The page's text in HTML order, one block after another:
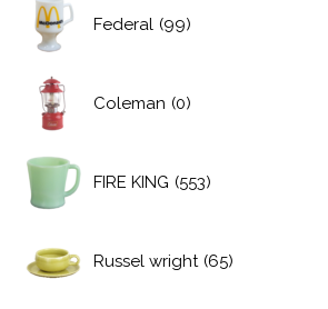
Federal (99)
Coleman (0)
FIRE KING (553)
Russel wright (65)